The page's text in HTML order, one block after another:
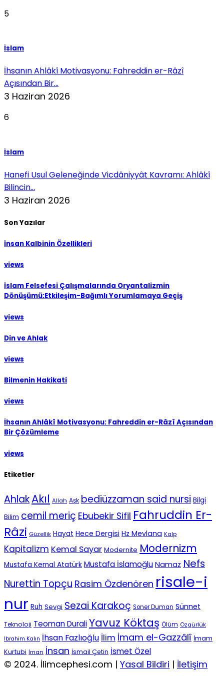
5
İslam
İhsanın Ahlâkî Motivasyonu: Fahreddin er-Râzî
Açısından Bir...
3 Haziran 2026
6
İslam
Hanefi Usul Geleneğinde Vicdâniyyât Kavramı: Ahlâkî
Bilincin...
3 Haziran 2026
Son Yazılar
İnsan Kalbinin Özellikleri
views
İslam Felsefesi Çalışmalarında Oryantalizmin
Dönüşümü:Etkileşim-Bağımlı Yorumlamaya Geçiş
views
Din ve Ahlak
views
Bilmenin Hakikati
views
İhsanın Ahlâkî Motivasyonu: Fahreddin er-Râzî Açısından
Bir Çözümleme
views
Etiketler
AhlakAkıl Allah Aşk bediüzzaman said nursi Bilgi
Bilim cemil meriç Ebubekir Sifil Fahruddin Er-
Râzi Güzellik Hayat Hece Dergisi Hz Mevlana Kalp
Kapitalizm Kemal Sayar Modernite Modernizm
Mustafa Kemal Atatürk Mustafa İslamoğlu Namaz Nefs
Nurettin Topçu Rasim Özdenören risale-i
nur Ruh Sevgi Sezai Karakoç Soner Duman Sünnet
Teknoloji Teoman DuraliYavuz Köktaş Ölüm Özgürlük
İbrahim Kalın İhsan Fazlıoğlu İlim İmam el-Gazzâlî İmam
Kurtubi İman İnsan İsmail Çetin İsmet Özel
© 2024. İlimcephesi.com | Yasal Bildiri | İletişim